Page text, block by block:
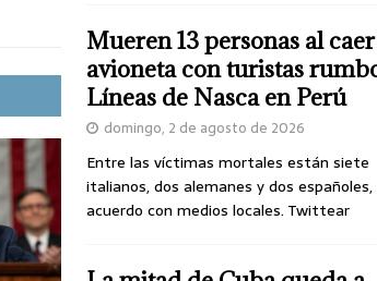
Mueren 13 personas al caer
avioneta con turistas
Líneas de Nasca en Perú
domingo, 2 de agosto de 2026
Entre las víctimas mortales están siete
italianos, dos alemanes y dos españoles,
acuerdo con medios locales. Twittear